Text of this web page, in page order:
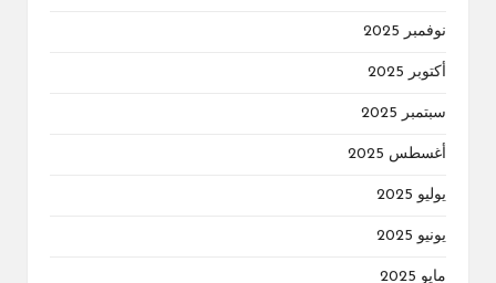
نوفمبر 2025
أكتوبر 2025
سبتمبر 2025
أغسطس 2025
يوليو 2025
يونيو 2025
مايو 2025